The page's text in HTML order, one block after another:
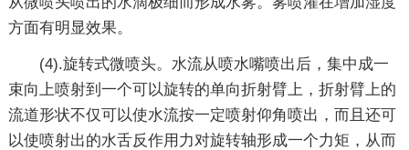
方面有明显效果。
(4).旋转式微喷头。水流从喷水嘴喷出后，集中成一
束向上喷射到一个可以旋转的单向折射臂上，折射臂上的
流道形状不仅可以使水流按一定喷射仰角喷出，而且还可
以使喷射出的水舌反作用力对旋转轴形成一个力矩，从而